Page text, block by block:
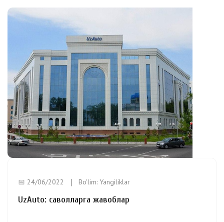
📅 24/06/2022 Bo'lim: Yangiliklar
UzAuto: саволларга жавоблар